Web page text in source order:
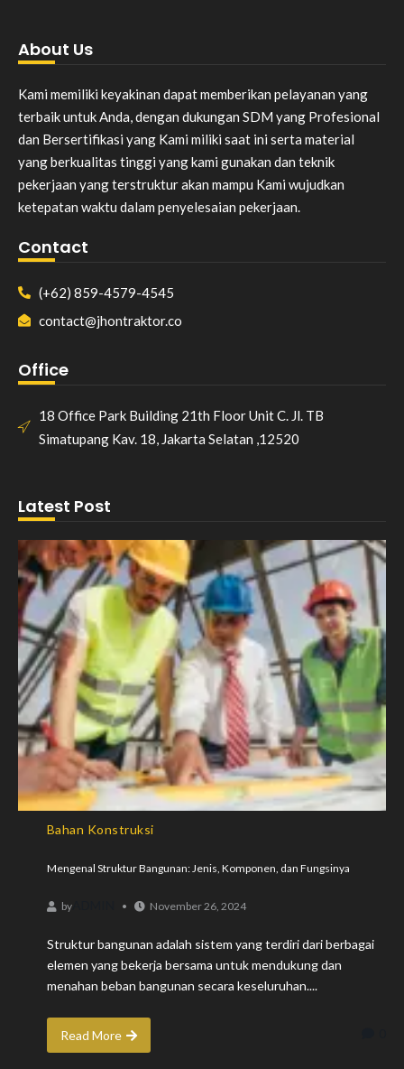
About Us
Kami memiliki keyakinan dapat memberikan pelayanan yang
terbaik untuk Anda, dengan dukungan SDM yang Profesional
dan Bersertifikasi yang Kami miliki saat ini serta material
yang berkualitas tinggi yang kami gunakan dan teknik
pekerjaan yang terstruktur akan mampu Kami wujudkan
ketepatan waktu dalam penyelesaian pekerjaan.
Contact
(+62) 859-4579-4545
contact@jhontraktor.co
Office
18 Office Park Building 21th Floor Unit C. Jl. TB
Simatupang Kav. 18, Jakarta Selatan ,12520
Latest Post
Bahan Konstruksi
Mengenal Struktur Bangunan: Jenis, Komponen, dan Fungsinya
by November 26, 2024
Struktur bangunan adalah sistem yang terdiri dari berbagai
elemen yang bekerja bersama untuk mendukung dan
menahan beban bangunan secara keseluruhan....
Read More